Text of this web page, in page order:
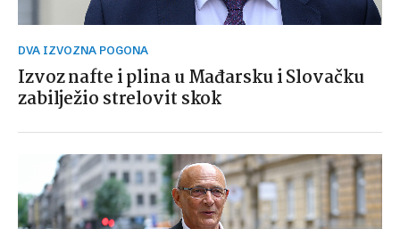
DVA IZVOZNA POGONA
Izvoz nafte i plina u Mađarsku i Slovačku
zabilježio strelovit skok